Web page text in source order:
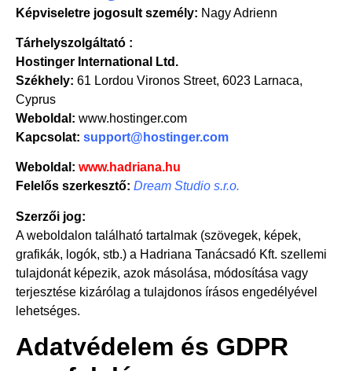
Képviseletre jogosult személy: Nagy Adrienn
Tárhelyszolgáltató :
Hostinger International Ltd.
Székhely: 61 Lordou Vironos Street, 6023 Larnaca,
Cyprus
Weboldal: www.hostinger.com
Kapcsolat: support@hostinger.com
Weboldal: www.hadriana.hu
Felelős szerkesztő: Dream Studio s.r.o.
Szerzői jog:
A weboldalon található tartalmak (szövegek, képek,
grafikák, logók, stb.) a Hadriana Tanácsadó Kft. szellemi
tulajdonát képezik, azok másolása, módosítása vagy
terjesztése kizárólag a tulajdonos írásos engedélyével
lehetséges.
Adatvédelem és GDPR